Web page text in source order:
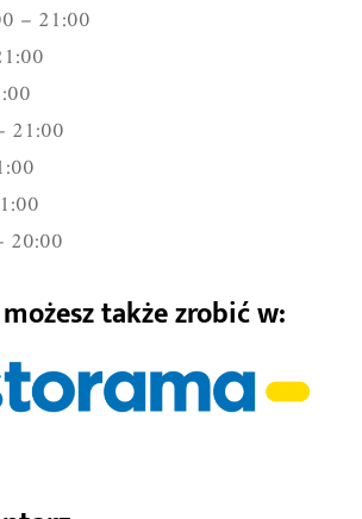
– 21:00
21:00
20:00
także zrobić w: